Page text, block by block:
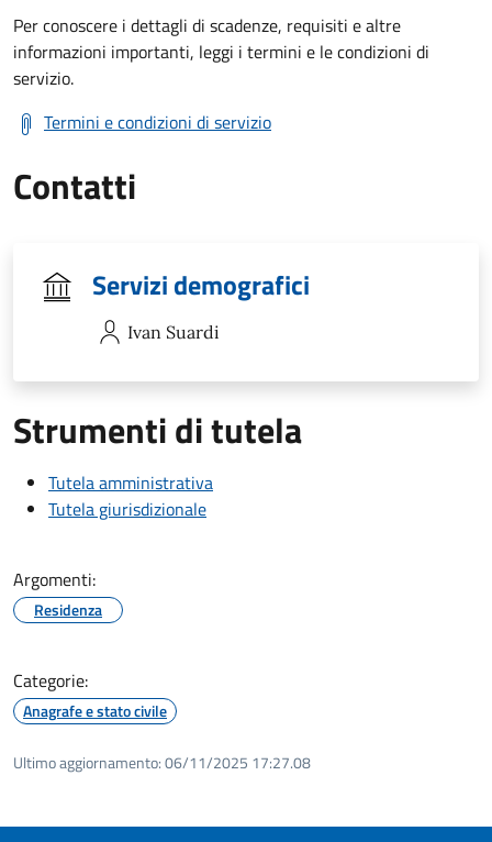
Per conoscere i dettagli di scadenze, requisiti e altre
informazioni importanti, leggi i termini e le condizioni di
servizio.
Termini e condizioni di servizio
Contatti
Servizi demografici
Ivan Suardi
Strumenti di tutela
Tutela amministrativa
Tutela giurisdizionale
Argomenti:
Residenza
Categorie:
Anagrafe e stato civile
Ultimo aggiornamento:06/11/2025 17:27.08